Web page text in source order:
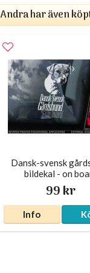
Andra har även
Dansk-svensk
bildekal - on
99 kr
Info